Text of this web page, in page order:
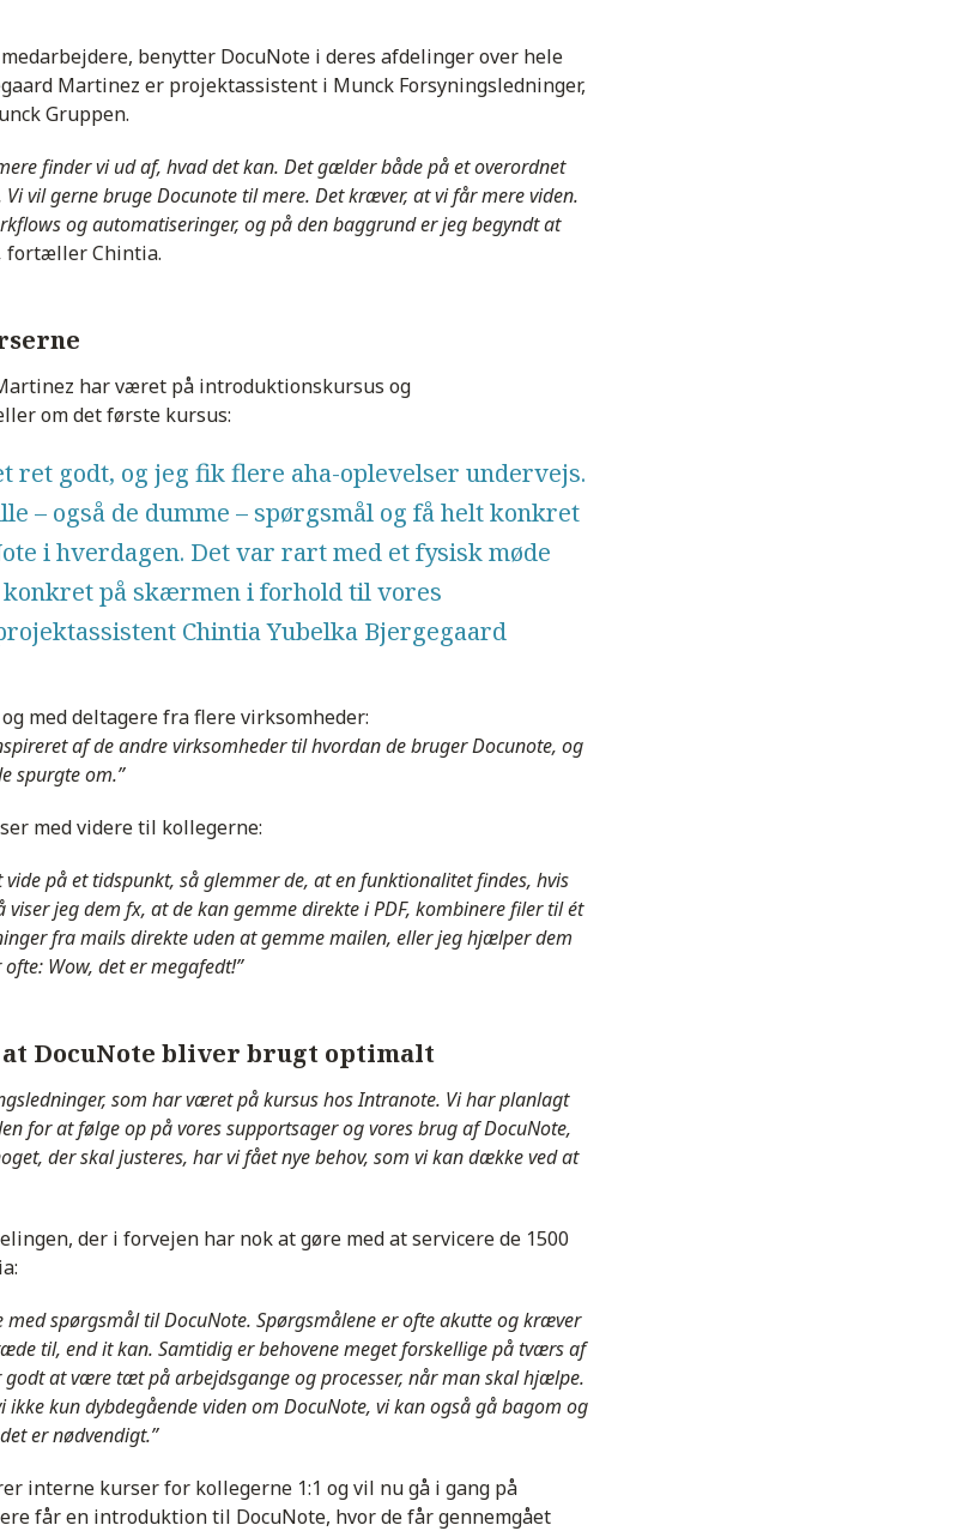
benytter DocuNote i deres afdelinger over hele
Martinez er projektassistent i Munck Forsyningsledninger,
Gruppen.
finder vi ud af, hvad det kan. Det gælder både på et overordnet
vil gerne bruge Docunote til mere. Det kræver, at vi får mere viden.
og automatiseringer, og på den baggrund er jeg begyndt at
fortæller Chintia.
har været på introduktionskursus og
om det første kursus:
ret godt, og jeg fik flere aha-oplevelser undervejs.
– også de dumme – spørgsmål og få helt konkret
i hverdagen. Det var rart med et fysisk møde
konkret på skærmen i forhold til vores
ChintiaYubelka Bjergegaard
med deltagere fra flere virksomheder:
af de andre virksomheder til hvordan de bruger Docunote, og
spurgte om.”
med videre til kollegerne:
vide på et tidspunkt, så glemmer de, at en funktionalitet findes, hvis
viser jeg dem fx, at de kan gemme direkte i PDF, kombinere filer til ét
fra mails direkte uden at gemme mailen, eller jeg hjælper dem
Wow, det er megafedt!”
DocuNote bliver brugt optimalt
som har været på kursus hos Intranote. Vi har planlagt
for at følge op på vores supportsager og vores brug af DocuNote,
der skal justeres, har vi fået nye behov, som vi kan dække ved at
der i forvejen har nok at gøre med at servicere de 1500
med spørgsmål til DocuNote. Spørgsmålene er ofte akutte og kræver
til, end it kan. Samtidig er behovene meget forskellige på tværs af
godt at være tæt på arbejdsgange og processer, når man skal hjælpe.
kun dybdegående viden om DocuNote, vi kan også gå bagom og
er nødvendigt.”
interne kurser for kollegerne 1:1 og vil nu gå i gang på
får en introduktion til DocuNote, hvor de får gennemgået